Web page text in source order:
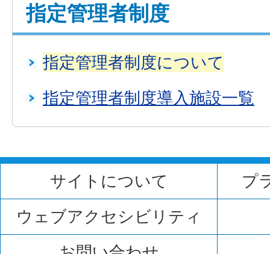
指定管理者制度
指定管理者制度について
指定管理者制度導入施設一覧
サイトについて
プ
ウェブアクセシビリティ